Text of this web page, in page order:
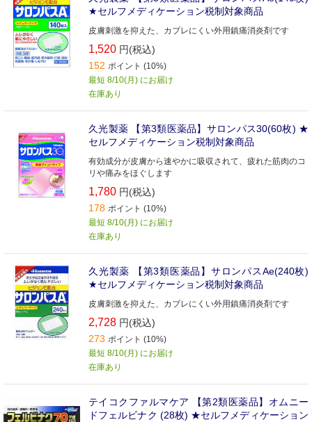
★セルフメディケーション税制対象商品
皮膚刺激を抑えた、カブレにくい外用鎮痛消炎剤です
1,520 円(税込)
152 ポイント (10%)
最短 8/10(月) にお届け
在庫あり
久光製薬 【第3類医薬品】サロンパス30(60枚) ★
セルフメディケーション税制対象商品
有効成分が皮膚から速やかに吸収されて、疲れた筋肉のコ
リや痛みをほぐします
1,780 円(税込)
178 ポイント (10%)
最短 8/10(月) にお届け
在庫あり
久光製薬 【第3類医薬品】サロンパスAe(240枚)
★セルフメディケーション税制対象商品
皮膚刺激を抑えた、カブレにくい外用鎮痛消炎剤です
2,728 円(税込)
273 ポイント (10%)
最短 8/10(月) にお届け
在庫あり
テイコクファルマケア 【第2類医薬品】オムニー
ドフェルビナク (28枚) ★セルフメディケーション